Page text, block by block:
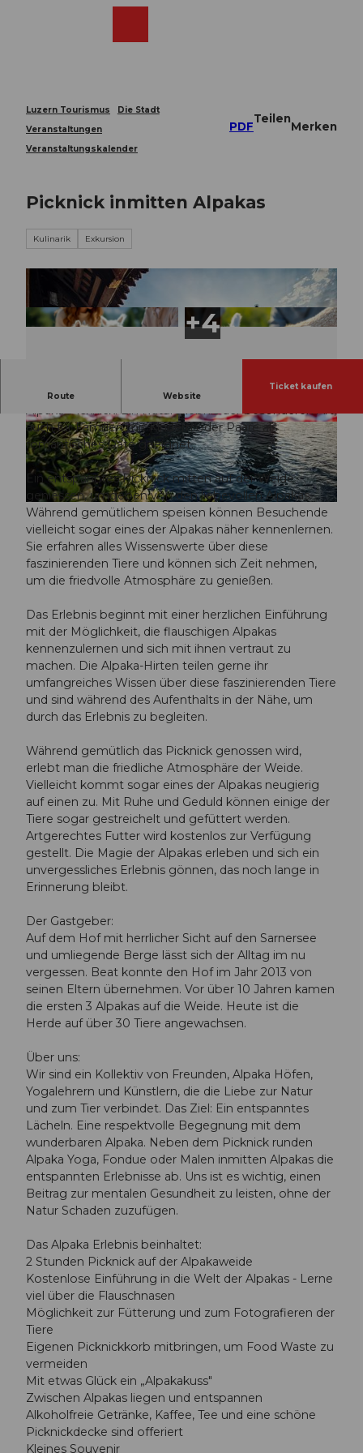
Luzern Tourismus
Die Stadt
Veranstaltungen
Veranstaltungskalender
PDF
Teilen
Merken
Picknick inmitten Alpakas
Kulinarik Exkursion
V
i
d
e
o
a
b
s
p
i
e
l
e
n
© Guidle.com © Guidle.com
Route Website
Ticket kaufen
Picknick auf der Alpaka Weide
Alpaka-Picknick: Ein Naturerlebnis der besonderen Art,
auch für Familien mit Kindern oder Paare als
romantisches Date geeignet.
Ein entspanntes Picknick mitten auf der Weide
geniessen, umgeben von den liebevollen Alpakas.
Während gemütlichem speisen können Besuchende
vielleicht sogar eines der Alpakas näher kennenlernen.
Sie erfahren alles Wissenswerte über diese
faszinierenden Tiere und können sich Zeit nehmen,
um die friedvolle Atmosphäre zu genießen.
Das Erlebnis beginnt mit einer herzlichen Einführung
mit der Möglichkeit, die flauschigen Alpakas
kennenzulernen und sich mit ihnen vertraut zu
machen. Die Alpaka-Hirten teilen gerne ihr
umfangreiches Wissen über diese faszinierenden Tiere
und sind während des Aufenthalts in der Nähe, um
durch das Erlebnis zu begleiten.
Während gemütlich das Picknick genossen wird,
erlebt man die friedliche Atmosphäre der Weide.
Vielleicht kommt sogar eines der Alpakas neugierig
auf einen zu. Mit Ruhe und Geduld können einige der
Tiere sogar gestreichelt und gefüttert werden.
Artgerechtes Futter wird kostenlos zur Verfügung
gestellt. Die Magie der Alpakas erleben und sich ein
unvergessliches Erlebnis gönnen, das noch lange in
Erinnerung bleibt.
Der Gastgeber:
Auf dem Hof mit herrlicher Sicht auf den Sarnersee
und umliegende Berge lässt sich der Alltag im nu
vergessen. Beat konnte den Hof im Jahr 2013 von
seinen Eltern übernehmen. Vor über 10 Jahren kamen
die ersten 3 Alpakas auf die Weide. Heute ist die
Herde auf über 30 Tiere angewachsen.
Über uns:
Wir sind ein Kollektiv von Freunden, Alpaka Höfen,
Yogalehrern und Künstlern, die die Liebe zur Natur
und zum Tier verbindet. Das Ziel: Ein entspanntes
Lächeln. Eine respektvolle Begegnung mit dem
wunderbaren Alpaka. Neben dem Picknick runden
Alpaka Yoga, Fondue oder Malen inmitten Alpakas die
entspannten Erlebnisse ab. Uns ist es wichtig, einen
Beitrag zur mentalen Gesundheit zu leisten, ohne der
Natur Schaden zuzufügen.
Das Alpaka Erlebnis beinhaltet:
2 Stunden Picknick auf der Alpakaweide
Kostenlose Einführung in die Welt der Alpakas - Lerne
viel über die Flauschnasen
Möglichkeit zur Fütterung und zum Fotografieren der
Tiere
Eigenen Picknickkorb mitbringen, um Food Waste zu
vermeiden
Mit etwas Glück ein „Alpakakuss"
Zwischen Alpakas liegen und entspannen
Alkoholfreie Getränke, Kaffee, Tee und eine schöne
Picknickdecke sind offeriert
Kleines Souvenir